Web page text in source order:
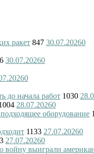
ракет 847 30.07.20260
30.07.20260
0
до начала работ 1030
28.07.20260
оборудование
1133 27.07.20260
27.07.20260
войну выиграли